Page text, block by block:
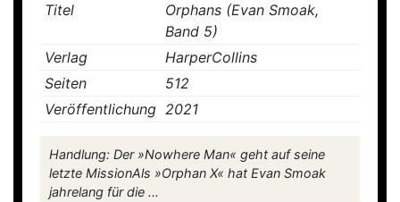
Titel
Orphans (Evan Smoak,
Band 5)
Verlag
HarperCollins
Seiten
512
Veröffentlichung 2021
Handlung: Der »Nowhere Man« geht auf seine
letzte MissionAls »Orphan X« hat Evan Smoak
jahrelang für die ...